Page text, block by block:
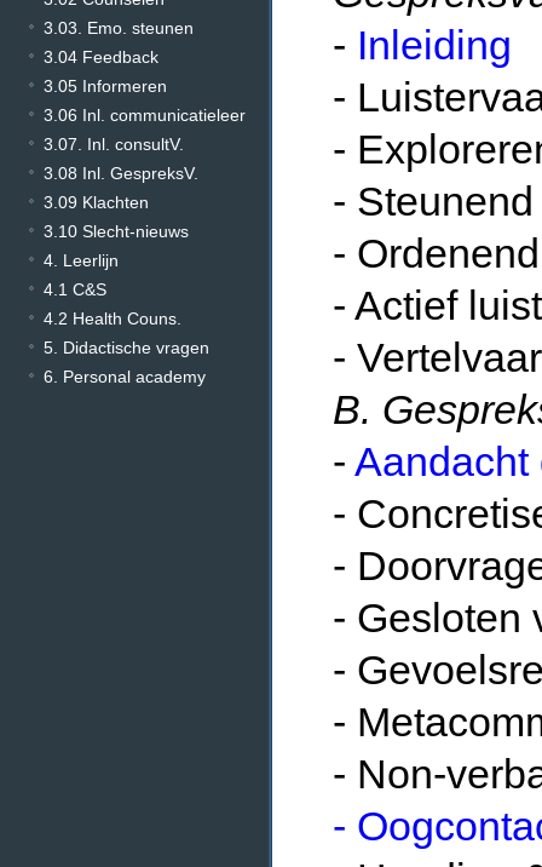
3.03. Emo. steunen
3.04 Feedback
3.05 Informeren
3.06 Inl. communicatieleer
3.07. Inl. consultV.
3.08 Inl. GespreksV.
3.09 Klachten
3.10 Slecht-nieuws
4. Leerlijn
4.1 C&S
4.2 Health Couns.
5. Didactische vragen
6. Personal academy
- Inleiding
-
-
-
-
- Actief
-
B.
- Aandacht
-
-
- Gesloten
-
-
- Non-
-